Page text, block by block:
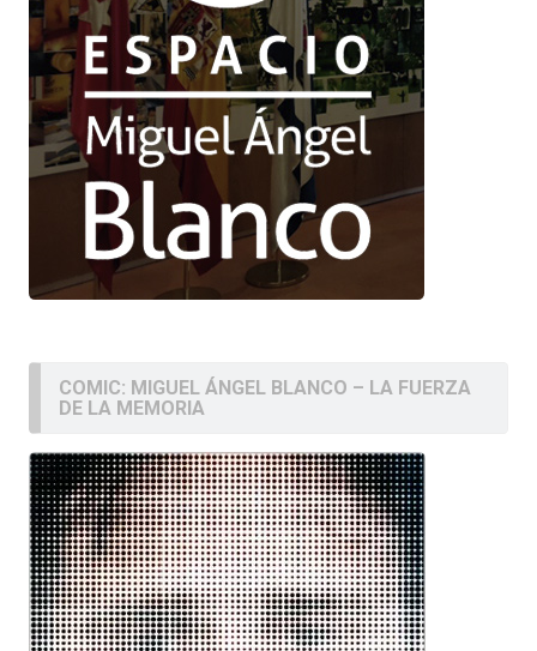
COMIC: MIGUEL ÁNGEL BLANCO – LA FUERZA
DE LA MEMORIA